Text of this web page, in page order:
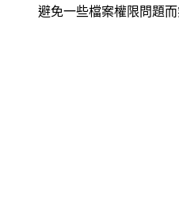
避免一些檔案權限問題